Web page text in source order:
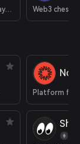
The Sandbox is a virtual gaming world where players can build, own, and monetize their gaming experiences. Web3 chess
Platform for